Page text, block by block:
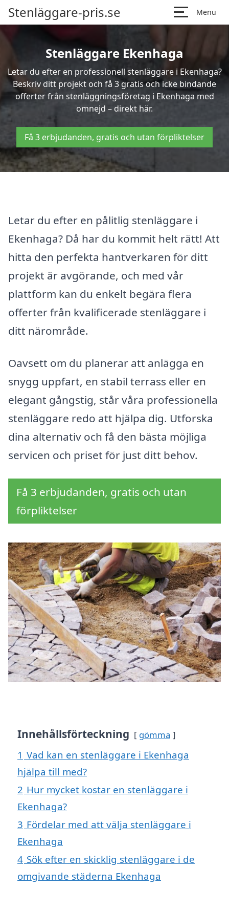
Stenläggare-pris.se Menu
Stenläggare Ekenhaga
Letar du efter en professionell stenläggare i Ekenhaga?
Beskriv ditt projekt och få 3 gratis och icke bindande
offerter från stenläggningsföretag i Ekenhaga med
omnejd – direkt här.
Få 3 erbjudanden, gratis och utan förpliktelser
Letar du efter en pålitlig stenläggare i
Ekenhaga? Då har du kommit helt rätt! Att
hitta den perfekta hantverkaren för ditt
projekt är avgörande, och med vår
plattform kan du enkelt begära flera
offerter från kvalificerade stenläggare i
ditt närområde.
Oavsett om du planerar att anlägga en
snygg uppfart, en stabil terrass eller en
elegant gångstig, står våra professionella
stenläggare redo att hjälpa dig. Utforska
dina alternativ och få den bästa möjliga
servicen och priset för just ditt behov.
Få 3 erbjudanden, gratis och utan
förpliktelser
Innehållsförteckning gömma
1 Vad kan en stenläggare i Ekenhaga
hjälpa till med?
2 Hur mycket kostar en stenläggare i
Ekenhaga?
3 Fördelar med att välja stenläggare i
Ekenhaga
4 Sök efter en skicklig stenläggare i de
omgivande städerna Ekenhaga